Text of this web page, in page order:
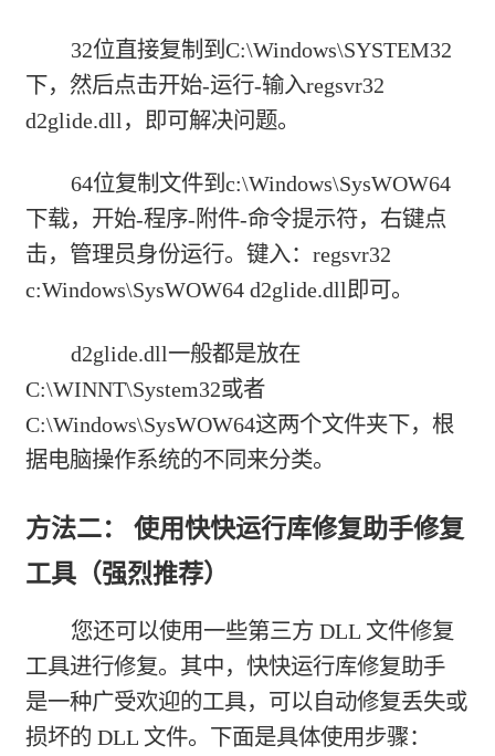
32位直接复制到C:\Windows\SYSTEM32
下，然后点击开始-运行-输入regsvr32
d2glide.dll，即可解决问题。
64位复制文件到c:\Windows\SysWOW64
下载，开始-程序-附件-命令提示符，右键点
击，管理员身份运行。键入：regsvr32
c:Windows\SysWOW64 d2glide.dll即可。
d2glide.dll一般都是放在
C:\WINNT\System32或者
C:\Windows\SysWOW64这两个文件夹下，根
据电脑操作系统的不同来分类。
方法二： 使用快快运行库修复助手修复
工具（强烈推荐）
您还可以使用一些第三方 DLL 文件修复
工具进行修复。其中，快快运行库修复助手
是一种广受欢迎的工具，可以自动修复丢失或
损坏的 DLL 文件。下面是具体使用步骤：